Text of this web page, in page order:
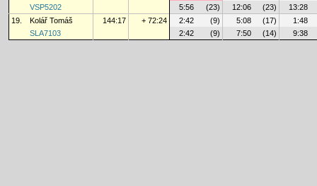
VSP5202
5:56 (23) 12:06 (23)
13:28
19.
Kolář Tomáš 144:17 + 72:24 2:42 (9) 5:08 (17)
1:48
SLA7103
2:42 (9) 7:50 (14) 9:38